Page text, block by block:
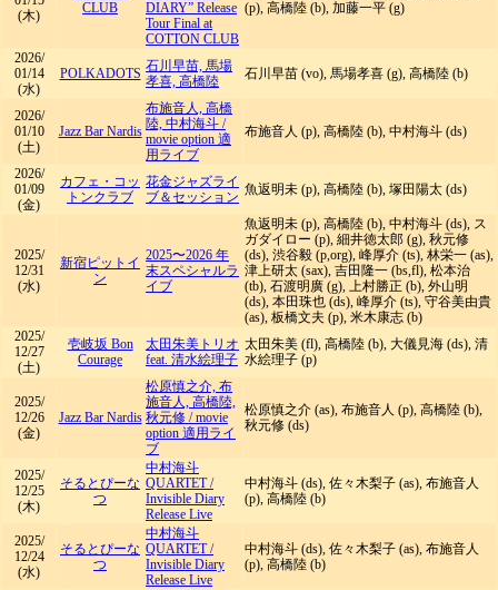
(木)
CLUB
DIARY” Release
Tour Final at
COTTON CLUB
(p), 高橋陸 (b), 加藤一平 (g)
2026/
01/14
(水)
POLKADOTS 石川早苗, 馬場
孝喜, 高橋陸
石川早苗 (vo), 馬場孝喜 (g), 高橋陸 (b)
2026/
01/10
(土)
Jazz Bar Nardis
布施音人, 高橋
陸, 中村海斗 /
movie option 適
用ライブ
布施音人 (p), 高橋陸 (b), 中村海斗 (ds)
2026/
01/09
(金)
カフェ・コッ
トンクラブ
花金ジャズライ
ブ＆セッション 魚返明未 (p), 高橋陸 (b), 塚田陽太 (ds)
2025/
12/31
(水)
新宿ピットイ
ン
2025〜2026 年
末スペシャルラ
イブ
魚返明未 (p), 高橋陸 (b), 中村海斗 (ds), ス
ガダイロー (p), 細井徳太郎 (g), 秋元修
(ds), 渋谷毅 (p,org), 峰厚介 (ts), 林栄一 (as),
津上研太 (sax), 吉田隆一 (bs,fl), 松本治
(tb), 石渡明廣 (g), 上村勝正 (b), 外山明
(ds), 本田珠也 (ds), 峰厚介 (ts), 守谷美由貴
(as), 板橋文夫 (p), 米木康志 (b)
2025/
12/27
(土)
壱岐坂 Bon
Courage
太田朱美トリオ
feat. 清水絵理子
太田朱美 (fl), 高橋陸 (b), 大儀見海 (ds), 清
水絵理子 (p)
2025/
12/26
(金)
Jazz Bar Nardis
松原慎之介, 布
施音人, 高橋陸,
秋元修 /movie
option 適用ライ
ブ
松原慎之介 (as), 布施音人 (p), 高橋陸 (b),
秋元修 (ds)
2025/
12/25
(木)
そるとぴーな
つ
中村海斗
QUARTET/
Invisible Diary
Release Live
中村海斗 (ds), 佐々木梨子 (as), 布施音人
(p), 高橋陸 (b)
2025/
12/24
(水)
そるとぴーな
つ
中村海斗
QUARTET/
Invisible Diary
Release Live
中村海斗 (ds), 佐々木梨子 (as), 布施音人
(p), 高橋陸 (b)